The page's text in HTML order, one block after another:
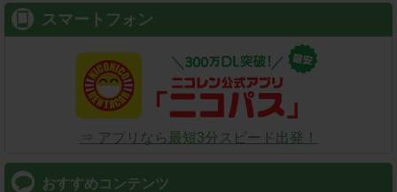
スマートフォン
⇒ アプリなら最短3分スピード出発！
おすすめコンテンツ